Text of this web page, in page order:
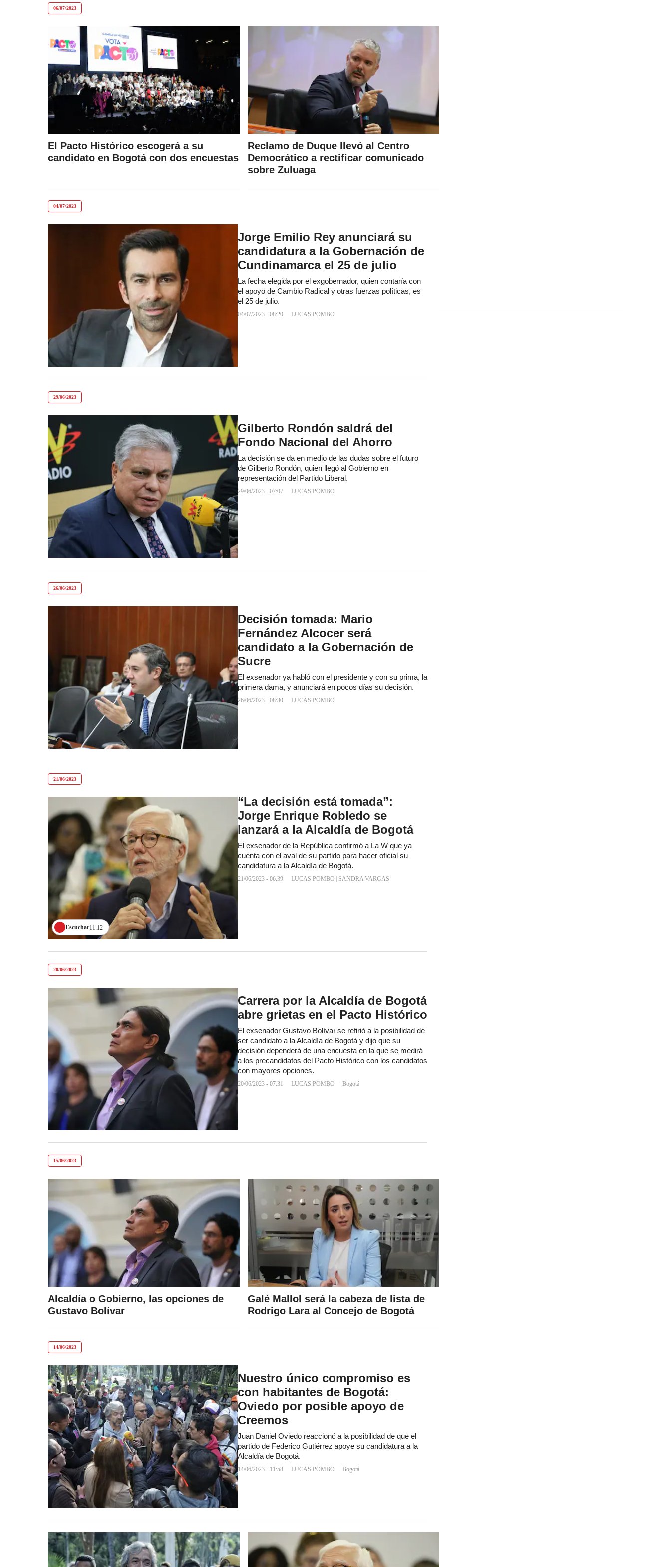
06/07/2023
El Pacto Histórico escogerá a su
candidato en Bogotá con dos encuestas
Reclamo de Duque llevó al Centro
Democrático a rectificar comunicado
sobre Zuluaga
04/07/2023
Jorge Emilio Rey anunciará su
candidatura a la Gobernación de
Cundinamarca el 25 de julio
La fecha elegida por el exgobernador, quien contaría con
el apoyo de Cambio Radical y otras fuerzas políticas, es
el 25 de julio.
04/07/2023 - 08:20 LUCAS POMBO
29/06/2023
Gilberto Rondón saldrá del
Fondo Nacional del Ahorro
La decisión se da en medio de las dudas sobre el futuro
de Gilberto Rondón, quien llegó al Gobierno en
representación del Partido Liberal.
29/06/2023 - 07:07 LUCAS POMBO
26/06/2023
Decisión tomada: Mario
Fernández Alcocer será
candidato a la Gobernación de
Sucre
El exsenador ya habló con el presidente y con su prima, la
primera dama, y anunciará en pocos días su decisión.
26/06/2023 - 08:30 LUCAS POMBO
21/06/2023
Escuchar11:12
“La decisión está tomada”:
Jorge Enrique Robledo se
lanzará a la Alcaldía de Bogotá
El exsenador de la República confirmó a La W que ya
cuenta con el aval de su partido para hacer oficial su
candidatura a la Alcaldía de Bogotá.
21/06/2023 - 06:39 LUCAS POMBO SANDRA VARGAS
20/06/2023
Carrera por la Alcaldía de Bogotá
abre grietas en el Pacto Histórico
El exsenador Gustavo Bolívar se refirió a la posibilidad de
ser candidato a la Alcaldía de Bogotá y dijo que su
decisión dependerá de una encuesta en la que se medirá
a los precandidatos del Pacto Histórico con los candidatos
con mayores opciones.
20/06/2023 - 07:31 LUCAS POMBO Bogotá
15/06/2023
Alcaldía o Gobierno, las opciones de
Gustavo Bolívar
Galé Mallol será la cabeza de lista de
Rodrigo Lara al Concejo de Bogotá
14/06/2023
Nuestro único compromiso es
con habitantes de Bogotá:
Oviedo por posible apoyo de
Creemos
Juan Daniel Oviedo reaccionó a la posibilidad de que el
partido de Federico Gutiérrez apoye su candidatura a la
Alcaldía de Bogotá.
14/06/2023 - 11:58 LUCAS POMBO Bogotá